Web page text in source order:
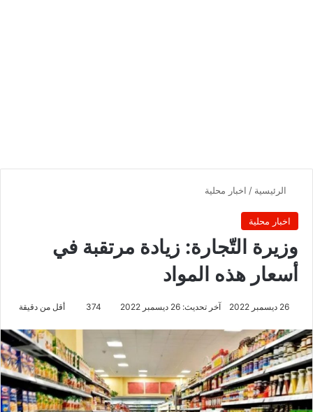
الرئيسية / اخبار محلية
اخبار محلية
وزيرة التّجارة: زيادة مرتقبة في
أسعار هذه المواد
26 ديسمبر 2022 آخر تحديث: 26 ديسمبر 2022 374 أقل من دقيقة